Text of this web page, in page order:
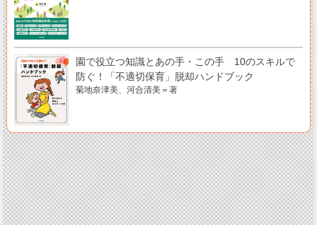
園で役立つ知識とあの手・この手 10のスキルで
防ぐ！「不適切保育」脱却ハンドブック
菊地奈津美、河合清美＝著